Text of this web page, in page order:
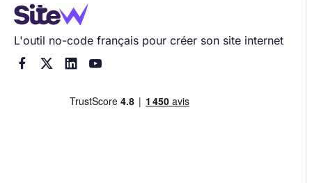
L'outil no-code français pour créer son site internet
   